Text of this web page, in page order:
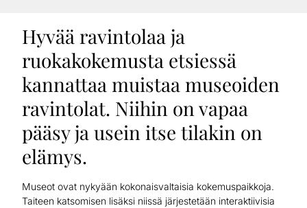
Hyvää ravintolaa ja
ruokakokemusta etsiessä
kannattaa muistaa museoiden
ravintolat. Niihin on vapaa
pääsy ja usein itse tilakin on
elämys.
Museot ovat nykyään kokonaisvaltaisia kokemuspaikkoja.
Taiteen katsomisen lisäksi niissä järjestetään interaktiivisia